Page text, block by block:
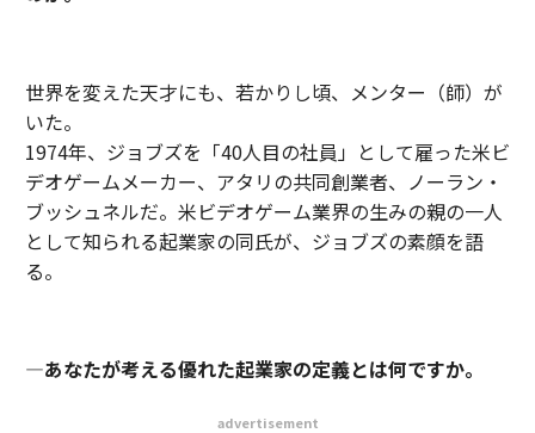
世界を変えた天才にも、若かりし頃、メンター（師）が
いた。
1974年、ジョブズを「40人目の社員」として雇った米ビ
デオゲームメーカー、アタリの共同創業者、ノーラン・
ブッシュネルだ。米ビデオゲーム業界の生みの親の一人
として知られる起業家の同氏が、ジョブズの素顔を語
る。
―あなたが考える優れた起業家の定義とは何ですか。
advertisement